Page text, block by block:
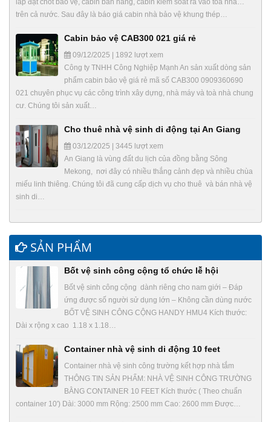
lắp đặt chốt bảo vệ, cabin bán hàng, cabin kiểm soát ra vào toà nhà…
trên cả nước. Sau đây là báo giá cabin nhà bảo vệ khung thép…
Cabin bảo vệ CAB300 021 giá rẻ
09/12/2025 | 1892 lượt xem
Công ty TNHH Công Nghiệp Mạnh An sản xuất dòng sản
phẩm cabin bảo vệ giá rẻ mã số CAB300 0909360690
021 chuyên phục vụ các công trình xây dựng, nhà máy và toà nhà chung
cư. Chúng tôi sản xuất…
Cho thuê nhà vệ sinh di động tại An Giang
03/12/2025 | 3445 lượt xem
An Giang là vùng đất du lịch của đồng bằng Sông
Mekong, nơi đây có nhiều thắng cảnh đẹp và nhiều chùa
miếu linh thiêng. Chúng tôi đã cung cấp dịch vụ cho thuê và bán nhà vệ
sinh di…
SẢN PHẨM
Bốt vệ sinh công cộng tổ chức lễ hội
Bốt vệ sinh công cộng dành riêng cho nam giới – Đáp
ứng được số người sử dụng lớn – Không cần dùng nước
BỐT VỆ SINH CÔNG CỘNG HANDY HMU4 Kích thước:
Dài x rộng x cao 1.18 x 1.18…
Container nhà vệ sinh di động 10 feet
Container nhà vệ sinh công trường kết hợp nhà tắm
THÔNG TIN SẢN PHẨM: NHÀ VỆ SINH CÔNG TRƯỜNG
BẰNG CONTAINER 10 FEET Kích thước ( Theo chuẩn
container 10′) Dài: 3000 mm Rộng: 2500 mm Cao: 2600 mm Được…